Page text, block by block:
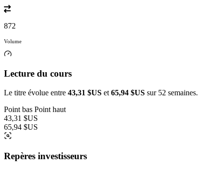
872
Volume
Lecture du cours
Le titre évolue entre 43,31 $US et 65,94 $US sur 52 semaines.
Point bas Point haut
43,31 $US
65,94 $US
Repères investisseurs